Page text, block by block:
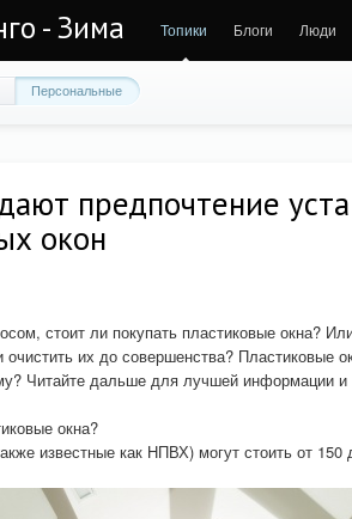
- Зима Топики Блоги Люди
Персональные
предпочтение
окон
стоит ли покупать пластиковые окна?
очистить их до совершенства? Пластиковые
Читайте дальше для лучшей информации и
окна?
известные как НПВХ) могут стоить от